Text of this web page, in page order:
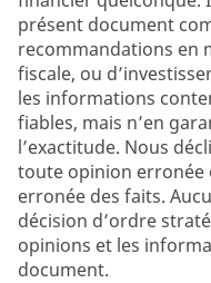
présent document
recommandations en
fiscale, ou
les informations
fiables, mais n’en
l’exactitude. Nous
toute opinion
erronée des faits.
décision d’ordre
opinions et les
document.